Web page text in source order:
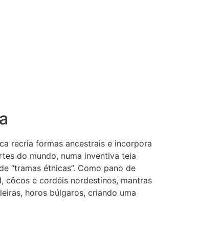
recria formas ancestrais e incorpora
do mundo, numa inventiva teia
“tramas étnicas”. Como pano de
côcos e cordéis nordestinos, mantras
horos búlgaros, criando uma